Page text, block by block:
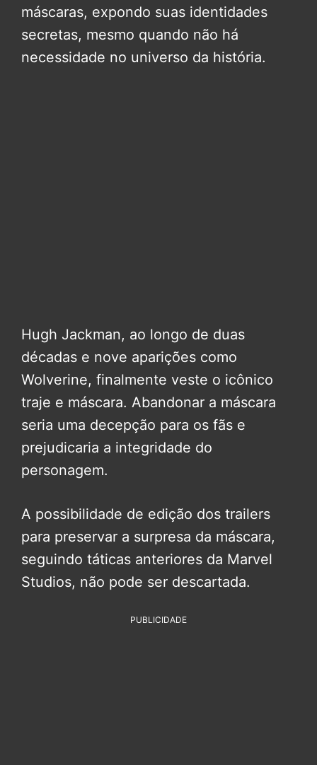
máscaras, expondo suas identidades
secretas, mesmo quando não há
necessidade no universo da história.
Hugh Jackman, ao longo de duas
décadas e nove aparições como
Wolverine, finalmente veste o icônico
traje e máscara. Abandonar a máscara
seria uma decepção para os fãs e
prejudicaria a integridade do
personagem.
A possibilidade de edição dos trailers
para preservar a surpresa da máscara,
seguindo táticas anteriores da Marvel
Studios, não pode ser descartada.
PUBLICIDADE